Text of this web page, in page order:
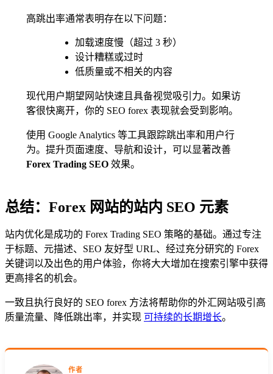
高跳出率通常表明存在以下问题：
加载速度慢（超过 3 秒）
设计糟糕或过时
低质量或不相关的内容
现代用户期望网站快速且具备视觉吸引力。如果访
客很快离开，你的 SEO forex 表现就会受到影响。
使用 Google Analytics 等工具跟踪跳出率和用户行
为。提升页面速度、导航和设计，可以显著改善
Forex Trading SEO效果。
总结：Forex 网站的站内 SEO 元素
站内优化是成功的 Forex Trading SEO 策略的基础。通过专注
于标题、元描述、SEO 友好型 URL、经过充分研究的 Forex
关键词以及出色的用户体验，你将大大增加在搜索引擎中获得
更高排名的机会。
一致且执行良好的 SEO forex 方法将帮助你的外汇网站吸引高
质量流量、降低跳出率，并实现 可持续的长期增长。
作者